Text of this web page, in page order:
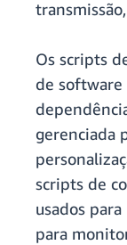
Os scripts
de software
gerenciada
scripts de
usados
para